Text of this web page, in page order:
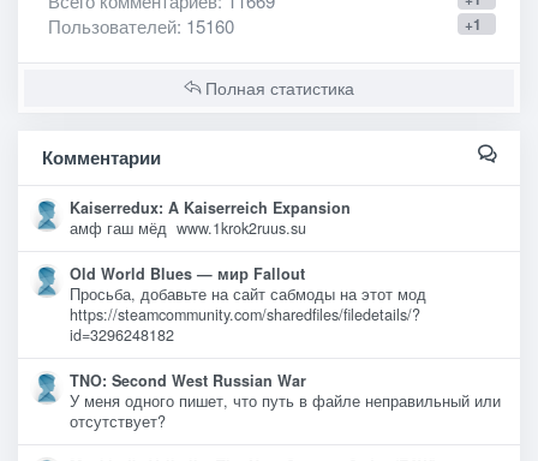
+1
Пользователей: 15160
Полная статистика
Комментарии
Kaiserredux: A Kaiserreich Expansion
амф гаш мёд www.1krok2ruus.su
Old World Blues — мир Fallout
Просьба, добавьте на сайт сабмоды на этот мод
https://steamcommunity.com/sharedfiles/filedetails/?
id=3296248182
TNO: Second West Russian War
У меня одного пишет, что путь в файле неправильный или
отсутствует?